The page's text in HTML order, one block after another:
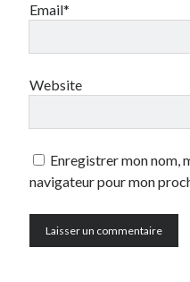
Email*
Website
Enregistrer mon nom,
navigateur pour mon